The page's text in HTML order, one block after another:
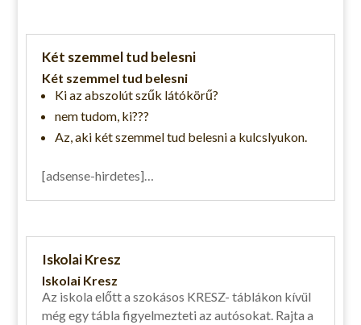
Két szemmel tud belesni
Két szemmel tud belesni
Ki az abszolút szűk látókörű?
nem tudom, ki???
Az, aki két szemmel tud belesni a kulcslyukon.
[adsense-hirdetes]…
Iskolai Kresz
Iskolai Kresz
Az iskola előtt a szokásos KRESZ- táblákon kívül
még egy tábla figyelmezteti az autósokat. Rajta a